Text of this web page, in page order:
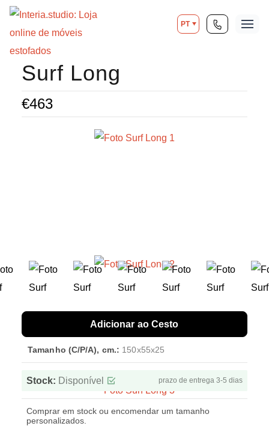
PT
Surf Long
€463
Tamanho (C/P/A), cm.: 150x55x25
Stock: Disponível prazo de entrega 3-5 dias
Comprar em stock ou encomendar um tamanho
personalizados.
Adicionar ao Cesto